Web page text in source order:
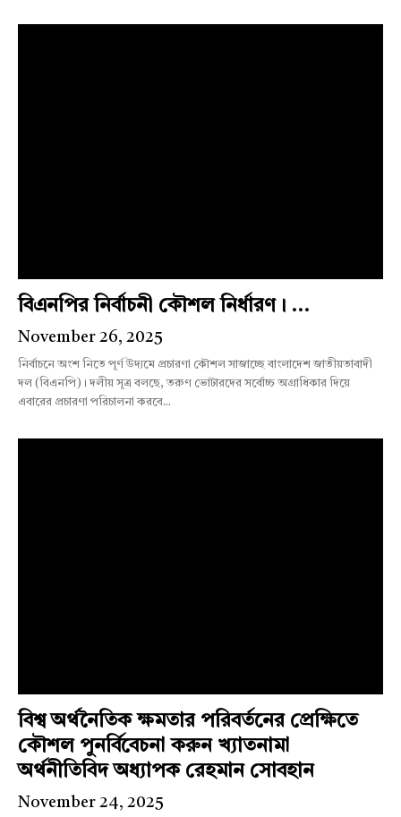
বিএনপির নির্বাচনী কৌশল নির্ধারণ। ...
November 26, 2025
নির্বাচনে অংশ নিতে পূর্ণ উদ্যমে প্রচারণা কৌশল সাজাচ্ছে বাংলাদেশ জাতীয়তাবাদী
দল (বিএনপি)। দলীয় সূত্র বলছে, তরুণ ভোটারদের সর্বোচ্চ অগ্রাধিকার দিয়ে
এবারের প্রচারণা পরিচালনা করবে...
বিশ্ব অর্থনৈতিক ক্ষমতার পরিবর্তনের প্রেক্ষিতে
কৌশল পুনর্বিবেচনা করুন খ্যাতনামা
অর্থনীতিবিদ অধ্যাপক রেহমান সোবহান
November 24, 2025